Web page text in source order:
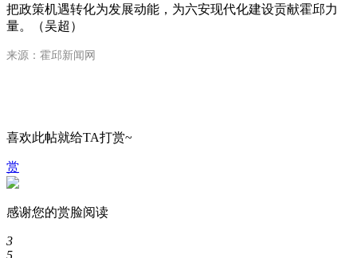
把政策机遇转化为发展动能，为六安现代化建设贡献霍邱力
量。（吴超）
来源：霍邱新闻网
喜欢此帖就给TA打赏~
赏
感谢您的赏脸阅读
3
5